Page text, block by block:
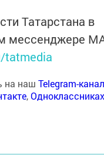
Татарстана в
мессенджере
tatmedia
на наш Telegram-канал
,Одноклассниках